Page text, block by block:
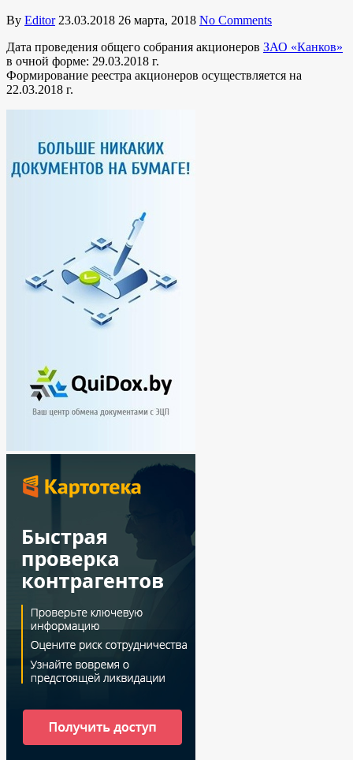
By Editor 23.03.2018 26 марта, 2018 No Comments
Дата проведения общего собрания акционеров ЗАО «Канков»
в очной форме: 29.03.2018 г.
Формирование реестра акционеров осуществляется на
22.03.2018 г.